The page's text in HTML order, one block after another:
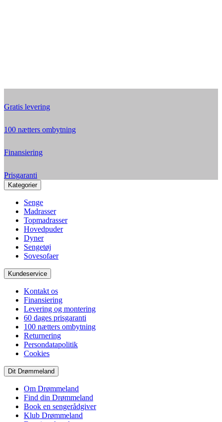
Gratis levering
100 nætters ombytning
Finansiering
Prisgaranti
Kategorier
Senge
Madrasser
Topmadrasser
Hovedpuder
Dyner
Sengetøj
Sovesofaer
Kundeservice
Kontakt os
Finansiering
Levering og montering
60 dages prisgaranti
100 nætters ombytning
Returnering
Persondatapolitik
Cookies
Dit Drømmeland
Om Drømmeland
Find din Drømmeland
Book en sengerådgiver
Klub Drømmeland